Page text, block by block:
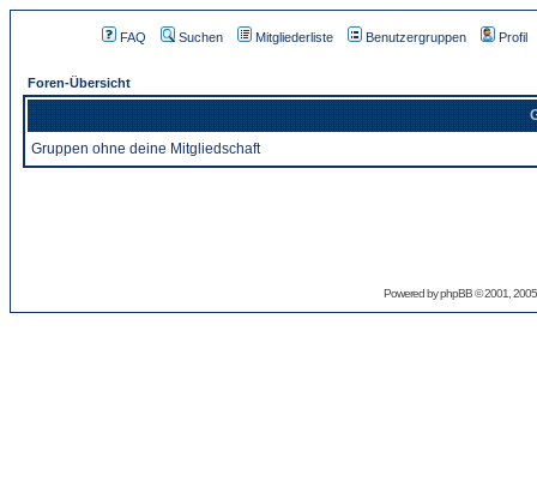
FAQ Suchen Mitgliederliste Benutzergruppen Profil
Foren-Übersicht
Gruppen ohne deine Mitgliedschaft
Powered byphpBB© 2001,